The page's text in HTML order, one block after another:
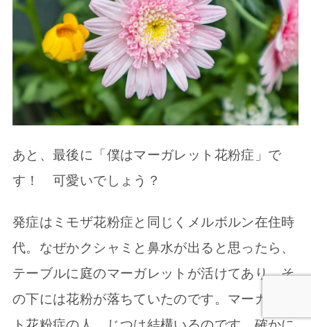
あと、最後に「僕はマーガレット花粉症」で
す！ 可愛いでしょう？
発症はミモザ花粉症と同じくメルボルン在住時
代。なぜかクシャミと鼻水が出ると思ったら、
テーブルに庭のマーガレットが活けてあり、そ
の下には花粉が落ちていたのです。マーガレッ